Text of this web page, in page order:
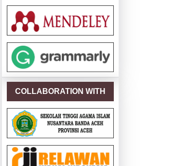
COLLABORATION WITH